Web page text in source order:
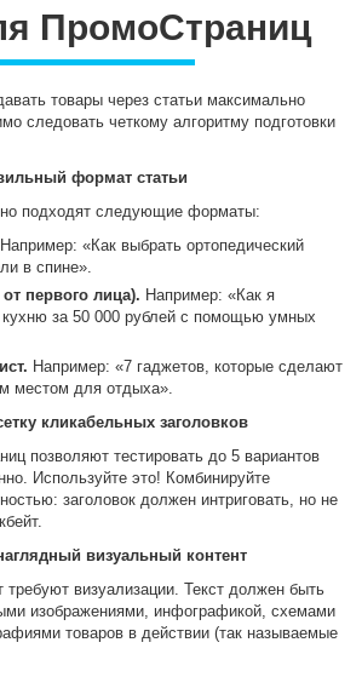
ПромоСтраниц
товары через статьи максимально
следовать четкому алгоритму подготовки
формат статьи
подходят следующие форматы:
Например: «Как выбрать ортопедический
в спине».
первого лица). Например: «Как я
за 50 000 рублей с помощью умных
Например: «7 гаджетов, которые сделают
местом для отдыха».
кликабельных заголовков
позволяют тестировать до 5 вариантов
Используйте это! Комбинируйте
заголовок должен интриговать, но не
визуальный контент
требуют визуализации. Текст должен быть
изображениями, инфографикой, схемами
товаров в действии (так называемые